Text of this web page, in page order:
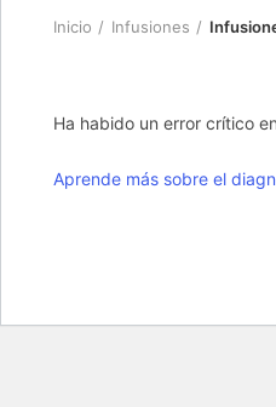
Inicio Infusiones
Ha habido un error crítico
Aprende más sobre el